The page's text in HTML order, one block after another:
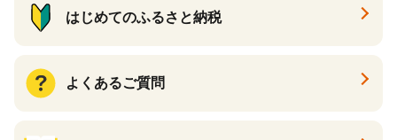
はじめてのふるさと納税
よくあるご質問